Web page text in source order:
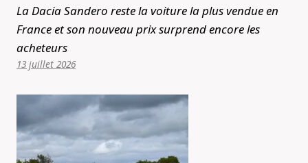
La Dacia Sandero reste la voiture la plus vendue en
France et son nouveau prix surprend encore les
acheteurs
13 juillet 2026